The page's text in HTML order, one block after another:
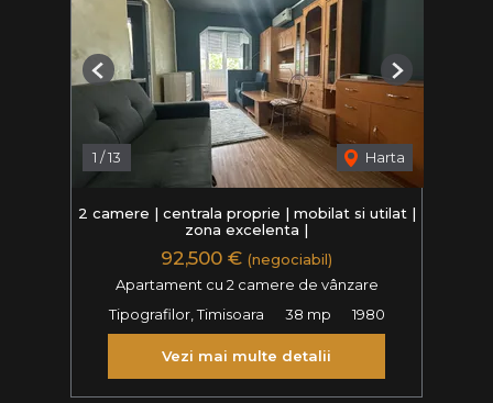
1 /13 Harta
Previous Next
2 camere | centrala proprie | mobilat si utilat |
zona excelenta |
92,500 € (negociabil)
Apartament cu 2 camere de vânzare
Tipografilor, Timisoara
38 mp 1980
Vezi mai multe detalii